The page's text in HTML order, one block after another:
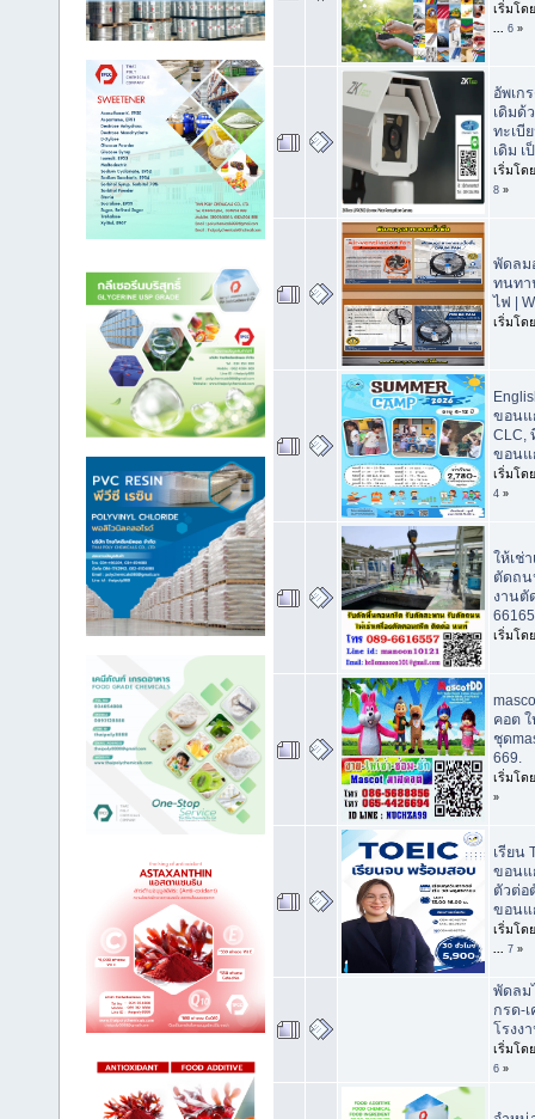
เริ่มโด
... 6 »
อัพเก
เดิมด้
ทะเบี
เดิม เ
เริ่มโด
8 »
พัดลม
ทนทา
ไฟ |
เริ่มโด
ขอนแ
CLC,
ขอน
เริ่มโด
4 »
ให้เช่
ตัดถน
งานตั
เริ่มโด
คอต
ชุด
669.
เริ่มโด
»
เรียน
ขอนแ
ตัวต่อ
ขอน
เริ่มโด
... 7 »
พัดลม
กรด-
โรงง
เริ่มโด
6 »